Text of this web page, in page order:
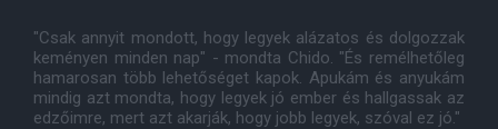
"Csak annyit mondott, hogy legyek alázatos és dolgozzak
keményen minden nap" - mondta Chido. "És remélhetőleg
hamarosan több lehetőséget kapok. Apukám és anyukám
mindig azt mondta, hogy legyek jó ember és hallgassak az
edzőimre, mert azt akarják, hogy jobb legyek, szóval ez jó."